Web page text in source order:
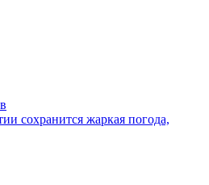
сохранится жаркая погода,